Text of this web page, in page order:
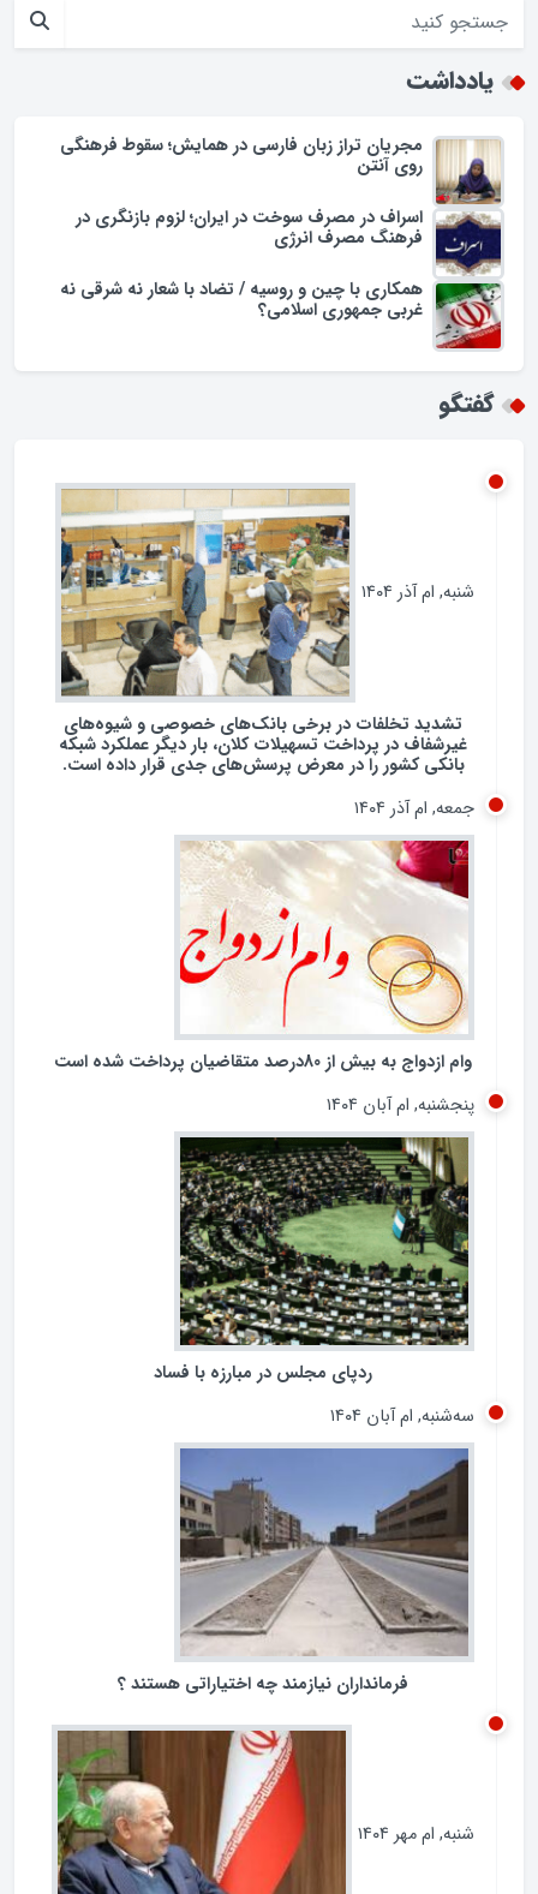
افزایش تجمل گرایی در جامعه اسلامی/زنگ خطری برای ارزش ها
یادداشت
مجریان تراز زبان فارسی در همایش؛ سقوط فرهنگی
اسراف در مصرف سوخت در ایران؛ لزوم بازنگری در
تشدید تخلفات در برخی بانک‌های خصوصی و شیوه‌های
غیرشفاف در پرداخت تسهیلات کلان، بار دیگر عملکرد شبکه
بانکی کشور را در معرض پرسش‌های جدی قرار داده است.
جمعه, ام آذر ۱۴۰۴
وام ازدواج به بیش از 80درصد متقاضیان پرداخت شده است
پنجشنبه, ام آبان ۱۴۰۴
ردپای مجلس در مبارزه با فساد
سه‌شنبه, ام آبان ۱۴۰۴
فرمانداران نیازمند چه اختیاراتی هستند ؟